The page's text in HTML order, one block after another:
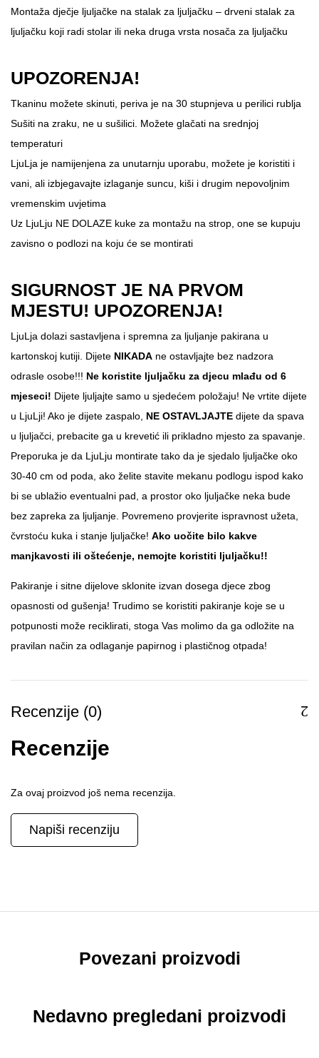
Montaža dječje ljuljačke na stalak za ljuljačku – drveni stalak za
ljuljačku koji radi stolar ili neka druga vrsta nosača za ljuljačku
UPOZORENJA!
Tkaninu možete skinuti, periva je na 30 stupnjeva u perilici rublja
Sušiti na zraku, ne u sušilici. Možete glačati na srednjoj
temperaturi
LjuLja je namijenjena za unutarnju uporabu, možete je koristiti i
vani, ali izbjegavajte izlaganje suncu, kiši i drugim nepovoljnim
vremenskim uvjetima
Uz LjuLju NE DOLAZE kuke za montažu na strop, one se kupuju
zavisno o podlozi na koju će se montirati
SIGURNOST JE NA PRVOM
MJESTU! UPOZORENJA!
LjuLja dolazi sastavljena i spremna za ljuljanje pakirana u
kartonskoj kutiji. Dijete NIKADA ne ostavljajte bez nadzora
odrasle osobe!!! Ne koristite ljuljačku za djecu mlađu od 6
mjeseci! Dijete ljuljajte samo u sjedećem položaju! Ne vrtite dijete
u LjuLji! Ako je dijete zaspalo, NE OSTAVLJAJTE dijete da spava
u ljuljačci, prebacite ga u krevetić ili prikladno mjesto za spavanje.
Preporuka je da LjuLju montirate tako da je sjedalo ljuljačke oko
30-40 cm od poda, ako želite stavite mekanu podlogu ispod kako
bi se ublažio eventualni pad, a prostor oko ljuljačke neka bude
bez zapreka za ljuljanje. Povremeno provjerite ispravnost užeta,
čvrstoću kuka i stanje ljuljačke! Ako uočite bilo kakve
manjkavosti ili oštećenje, nemojte koristiti ljuljačku!!
Pakiranje i sitne dijelove sklonite izvan dosega djece zbog
opasnosti od gušenja! Trudimo se koristiti pakiranje koje se u
potpunosti može reciklirati, stoga Vas molimo da ga odložite na
pravilan način za odlaganje papirnog i plastičnog otpada!
Recenzije (0)
Recenzije
Za ovaj proizvod još nema recenzija.
Napiši recenziju
Povezani proizvodi
Nedavno pregledani proizvodi